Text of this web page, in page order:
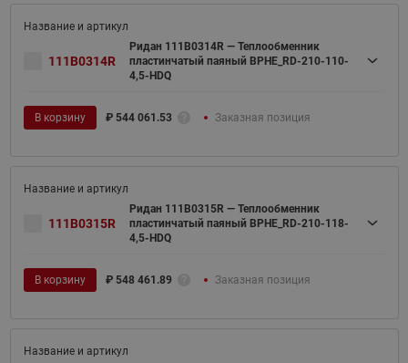
111B0314R
Ридан 111B0314R — Теплообменник
пластинчатый паяный BPHE_RD-210-110-
4,5-HDQ
В корзину ₽ 544 061.53 Заказная позиция
111B0315R
Ридан 111B0315R — Теплообменник
пластинчатый паяный BPHE_RD-210-118-
4,5-HDQ
В корзину ₽ 548 461.89 Заказная позиция